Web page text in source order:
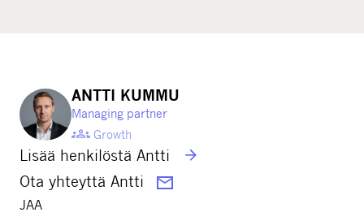
ANTTI KUMMU
Managing partner
Growth
Lisää henkilöstä Antti
Ota yhteyttä Antti
JAA